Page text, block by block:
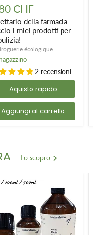
CHF
della farmacia -
i miei prodotti per
écologique
2 recensioni
Aquisto rapido
Aggiungi al carrello
Lo scopro